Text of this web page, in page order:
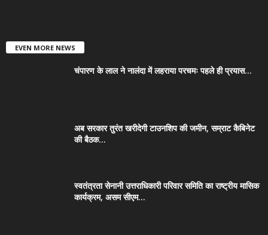
EVEN MORE NEWS
चंपारण के लाल ने नालंदा में लहराया परचमः पहले ही प्रयास...
अब सरकार तुरंत खरीदेगी टाउनशिप की जमीन, सम्राट कैबिनेट
की बैठक...
स्वतंत्रता सेनानी उत्तराधिकारी परिवार समिति का राष्ट्रीय मासिक
कार्यक्रम, असम सीएम...